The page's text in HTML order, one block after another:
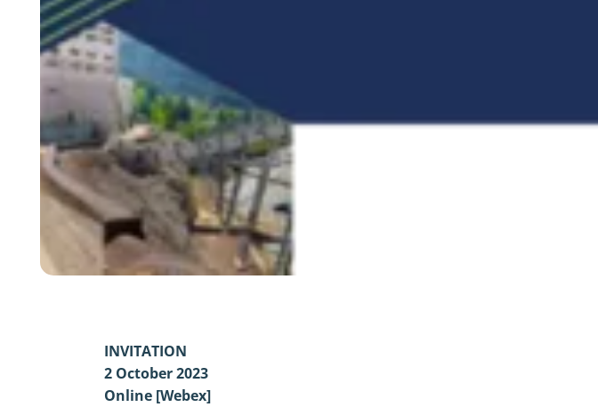
INVITATION
2 October 2023
Online [Webex]